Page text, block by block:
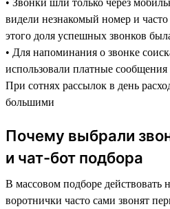
видели незнакомый номер и часто
этого доля успешных звонков
• Для напоминания о звонке
использовали платные
При сотнях рассылок в день
большими
Почему выбрали
и чат-бот подбора
В массовом подборе действовать
воротнички часто сами звонят